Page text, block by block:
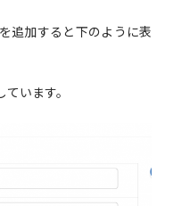
追加すると下のように表
います。